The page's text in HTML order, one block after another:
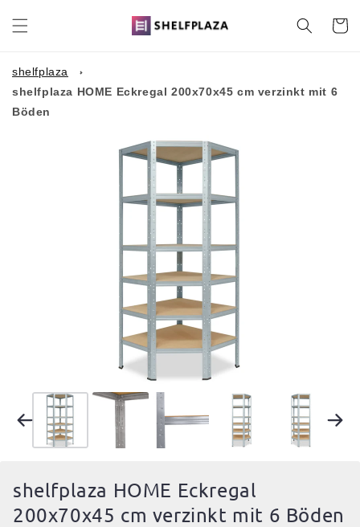
zum
Inhalt
shelfplaza
shelfplaza HOME Eckregal 200x70x45 cm verzinkt mit 6
Böden
shelfplaza HOME Eckregal
200x70x45 cm verzinkt mit 6 Böden